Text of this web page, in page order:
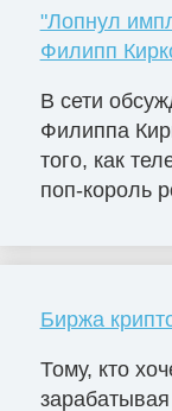
"Лопнул
Филипп
В сети
Филиппа
того, как
поп-король
Биржа
Тому, кто